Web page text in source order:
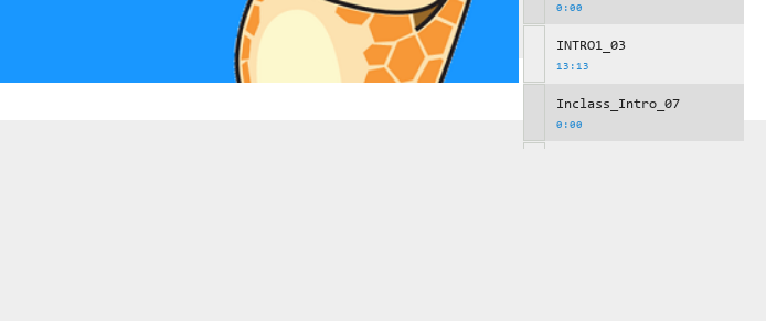
0:00
INTRO1_03
13:13
Inclass_Intro_07
0:00